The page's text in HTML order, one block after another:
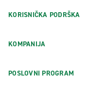
KORISNIČKA PODRŠKA
KOMPANIJA
POSLOVNI PROGRAM